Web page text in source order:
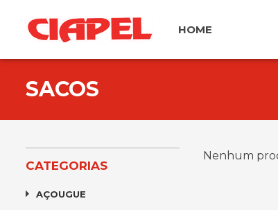
conteúdo
HOME
SACOS
CATEGORIAS
AÇOUGUE
Nenhum